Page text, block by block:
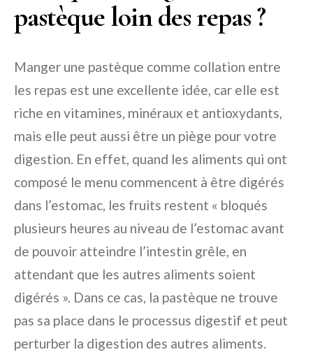
pastèque loin des repas ?
Manger une pastèque comme collation entre
les repas est une excellente idée, car elle est
riche en vitamines, minéraux et antioxydants,
mais elle peut aussi être un piège pour votre
digestion. En effet, quand les aliments qui ont
composé le menu commencent à être digérés
dans l’estomac, les fruits restent « bloqués
plusieurs heures au niveau de l’estomac avant
de pouvoir atteindre l’intestin grêle, en
attendant que les autres aliments soient
digérés ». Dans ce cas, la pastèque ne trouve
pas sa place dans le processus digestif et peut
perturber la digestion des autres aliments.